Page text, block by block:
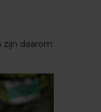
zijn daarom